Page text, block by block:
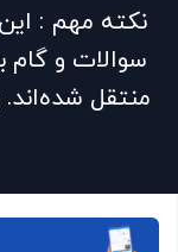
نکته مهم :
سوالات و گام
منتقل شده‌اند.